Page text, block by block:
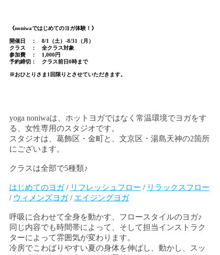
《noniwaではじめてのヨガ体験！》
開催日 ： 8/1（土）-8/31（月）
クラス ： 全クラス対象
参加費 ： 1,000円
予約締切： クラス前日0時まで
※おひとりさま1回限りとさせていただきます。
yoga noniwaは、ホットヨガではなく常温環境でヨガをす
る、女性専用のスタジオです。
スタジオは、葛飾区・金町と、文京区・湯島天神の2箇所
にございます。
クラスは全部で5種類♪
はじめてのヨガ/ リフレッシュフロー / リラックスフロー
/ ウィメンズヨガ/ エイジングヨガ
呼吸に合わせて全身を動かす、フロースタイルのヨガ♪
同じ内容でも時間帯によって、そして担当インストラク
ターによって雰囲気が変わります。
冷房でこわばりやすい夏の身体を伸ばし、動かし、スッ